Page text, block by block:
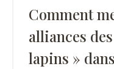
Comment
alliances
lapins »